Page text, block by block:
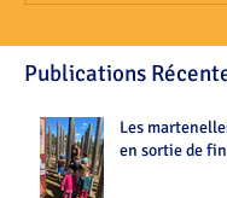
Publications
Les
en sortie de